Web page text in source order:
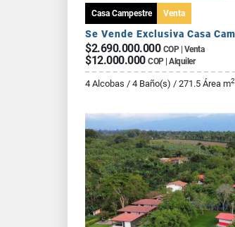
Casa Campestre Venta
$2.690.000.000 COP | Venta
$12.000.000 COP | Alquiler
4 Alcobas / 4 Baño(s) / 271.5 Área m2